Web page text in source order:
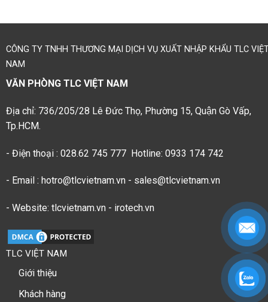
CÔNG TY TNHH THƯƠNG MẠI DỊCH VỤ XUẤT NHẬP KHẨU TLC
NAM
VĂN PHÒNG TLC VIỆT NAM
Địa chỉ: 736/205/28 Lê Đức Thọ, Phường 15, Quận Gò Vấp,
Tp.HCM.
- Điện thoại : 028.62 745 777 Hotline: 0933 174 742
- Email : hotro@tlcvietnam.vn - sales@tlcvietnam.vn
- Website: tlcvietnam.vn - irotech.vn
TLC VIỆT NAM
Giới thiệu
Khách hàng